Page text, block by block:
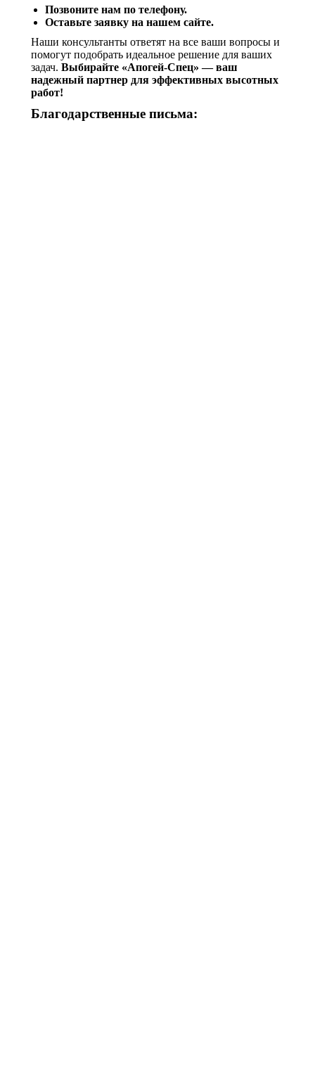
Позвоните нам по телефону.
Оставьте заявку на нашем сайте.
Наши консультанты ответят на все ваши вопросы и
помогут подобрать идеальное решение для ваших
задач. Выбирайте «Апогей-Спец» — ваш
надежный партнер для эффективных высотных
работ!
Благодарственные письма: